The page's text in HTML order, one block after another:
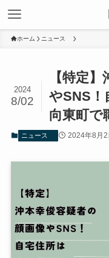
ホーム ニュース
【特定
やSNS！
向東町で
2024
8/02
ニュース 2024年8月2